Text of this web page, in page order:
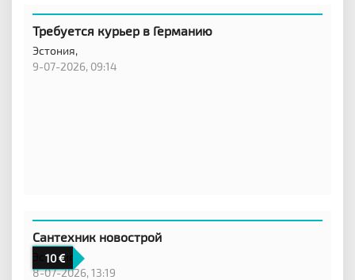
Требуется курьер в Германию
Эстония,
9-07-2026, 09:14
10
Сантехник новострой
Эстония
8-07-2026, 13:19